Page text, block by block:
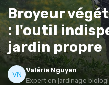
Broyeur
: l'outil
jardin propre
Valérie Nguyen
Expert en jardinage